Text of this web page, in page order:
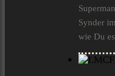
Synder
wie Du